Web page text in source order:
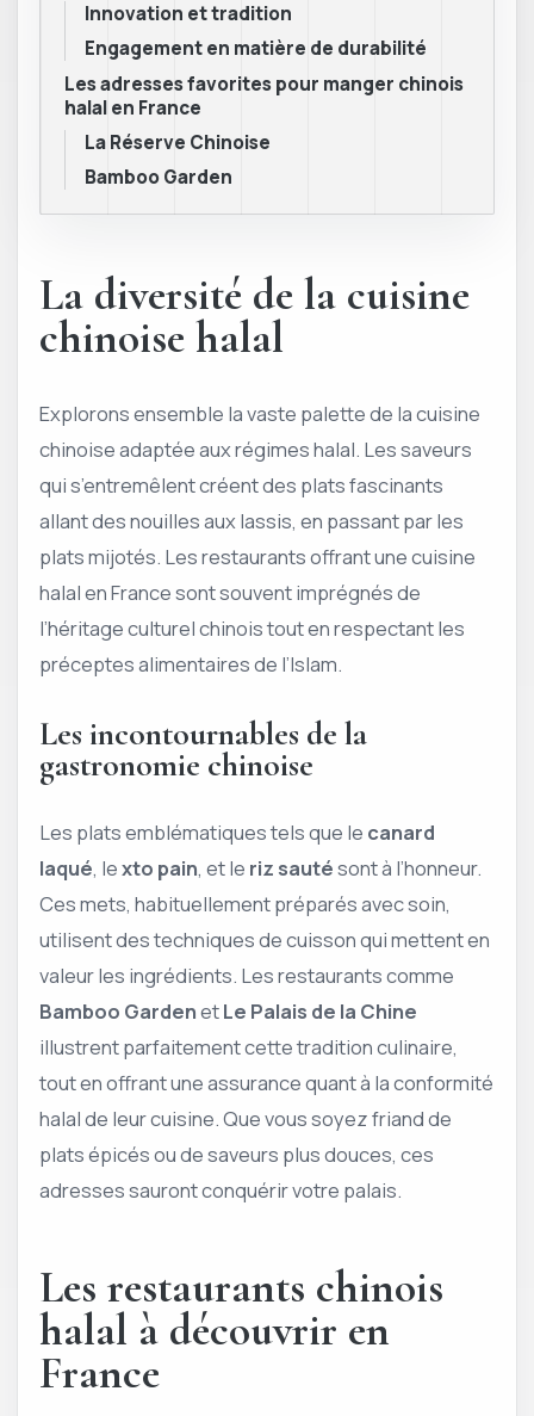
Innovation et tradition
Engagement en matière de durabilité
Les adresses favorites pour manger chinois
halal en France
La Réserve Chinoise
Bamboo Garden
La diversité de la cuisine
chinoise halal
Explorons ensemble la vaste palette de la cuisine
chinoise adaptée aux régimes halal. Les saveurs
qui s’entremêlent créent des plats fascinants
allant des nouilles aux lassis, en passant par les
plats mijotés. Les restaurants offrant une cuisine
halal en France sont souvent imprégnés de
l’héritage culturel chinois tout en respectant les
préceptes alimentaires de l’Islam.
Les incontournables de la
gastronomie chinoise
Les plats emblématiques tels que le canard
laqué, lexto pain, et le riz sautésont à l’honneur.
Ces mets, habituellement préparés avec soin,
utilisent des techniques de cuisson qui mettent en
valeur les ingrédients. Les restaurants comme
Bamboo GardenetLe Palais de la Chine
illustrent parfaitement cette tradition culinaire,
tout en offrant une assurance quant à la conformité
halal de leur cuisine. Que vous soyez friand de
plats épicés ou de saveurs plus douces, ces
adresses sauront conquérir votre palais.
Les restaurants chinois
halal à découvrir en
France